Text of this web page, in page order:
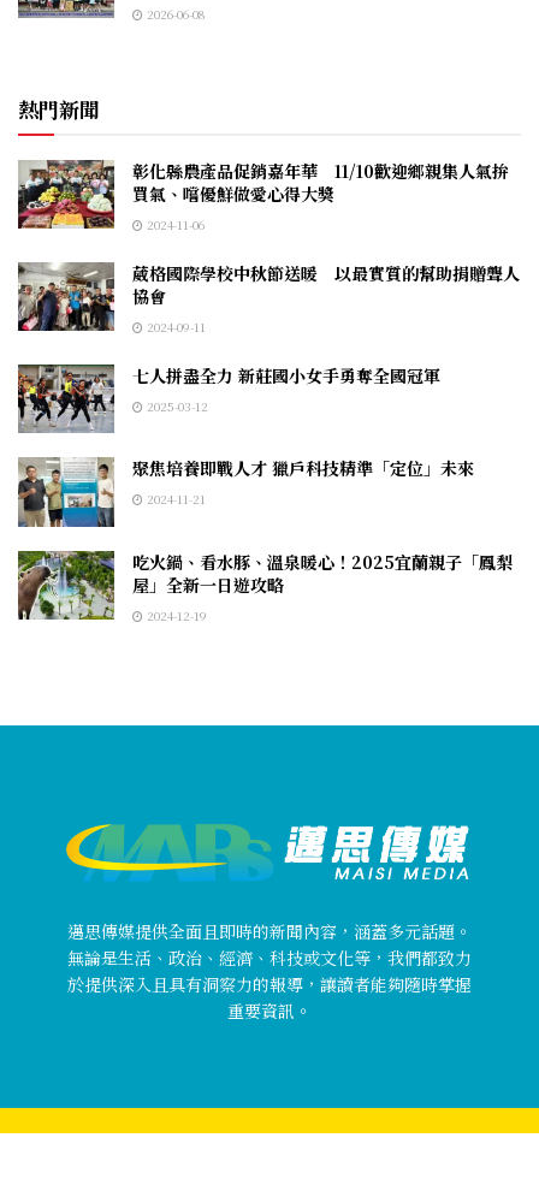
2026-06-08
熱門新聞
彰化縣農產品促銷嘉年華 11/10歡迎鄉親集人氣拚
買氣、嚐優鮮做愛心得大獎
2024-11-06
葳格國際學校中秋節送暖 以最實質的幫助捐贈聾人
協會
2024-09-11
七人拼盡全力 新莊國小女手勇奪全國冠軍
2025-03-12
聚焦培養即戰人才 獵戶科技精準「定位」未來
2024-11-21
吃火鍋、看水豚、溫泉暖心！2025宜蘭親子「鳳梨
屋」全新一日遊攻略
2024-12-19
邁思傳媒提供全面且即時的新聞內容，涵蓋多元話題。
無論是生活、政治、經濟、科技或文化等，我們都致力
於提供深入且具有洞察力的報導，讓讀者能夠隨時掌握
重要資訊。